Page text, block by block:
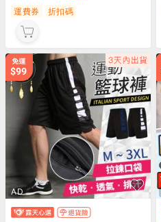
運費券 折扣碼
AD